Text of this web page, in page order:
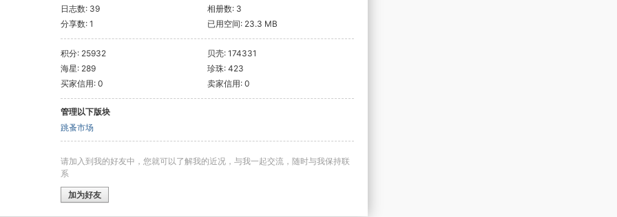
日志数: 39
相册数: 3
分享数: 1
已用空间: 23.3 MB
积分: 25932
贝壳: 174331
海星: 289
珍珠: 423
买家信用: 0
卖家信用: 0
管理以下版块
跳蚤市场
请加入到我的好友中，您就可以了解我的近况，与我一起交流，随时与我保持联
系
加为好友